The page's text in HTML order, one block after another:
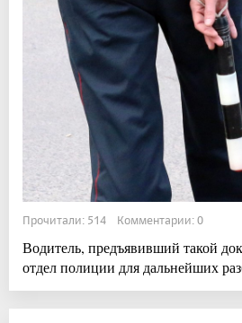
Прочитали: 514 Комментарии: 0
Водитель, предъявивший такой
отдел полиции для дальнейших